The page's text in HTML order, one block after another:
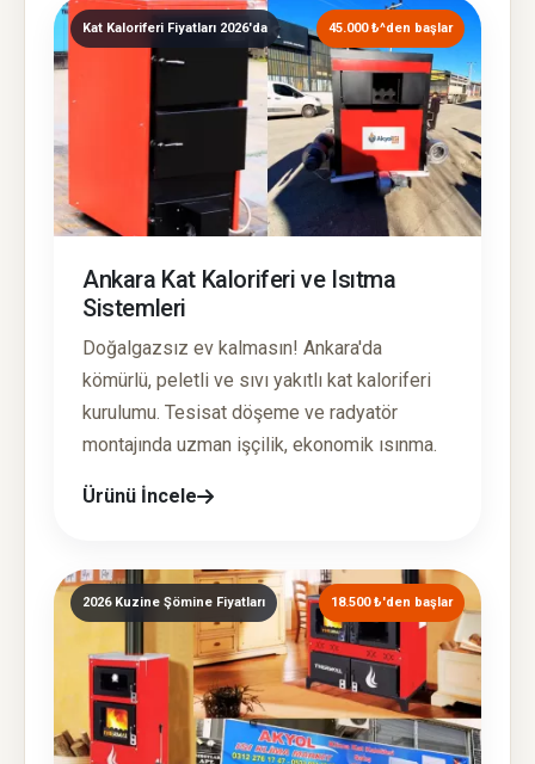
Kat Kaloriferi Fiyatları 2026'da 45.000 ₺^den başlar
Ankara Kat Kaloriferi ve Isıtma
Sistemleri
Doğalgazsız ev kalmasın! Ankara'da
kömürlü, peletli ve sıvı yakıtlı kat kaloriferi
kurulumu. Tesisat döşeme ve radyatör
montajında uzman işçilik, ekonomik ısınma.
Ürünü İncele
2026 Kuzine Şömine Fiyatları 18.500 ₺'den başlar